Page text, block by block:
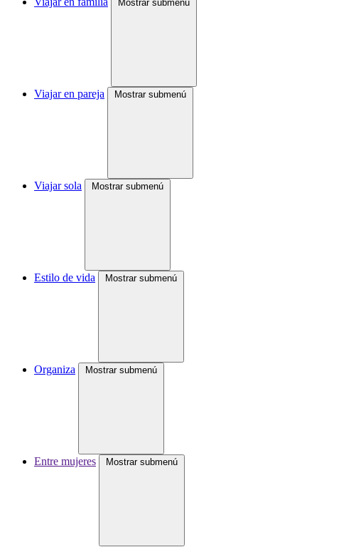
Mostrar submenú
Viajar en pareja Mostrar submenú
Viajar sola Mostrar submenú
Estilo de vida Mostrar submenú
Organiza Mostrar submenú
Entre mujeres Mostrar submenú